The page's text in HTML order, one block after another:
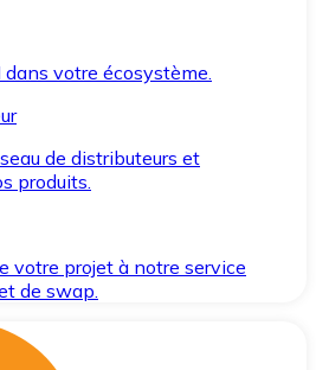
votre écosystème.
de distributeurs et
produits.
votre projet à notre service
de swap.